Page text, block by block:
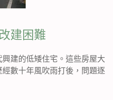
建困難
建的低矮住宅。這些房屋大
數十年風吹雨打後，問題逐